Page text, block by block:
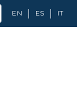
EN ES IT